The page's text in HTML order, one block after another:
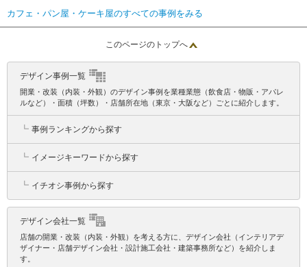
カフェ・パン屋・ケーキ屋のすべての事例をみる
このページのトップへ
デザイン事例一覧
開業・改装（内装・外観）のデザイン事例を業種業態（飲食店・物販・アパレ
ルなど）・面積（坪数）・店舗所在地（東京・大阪など）ごとに紹介します。
┗ 事例ランキングから探す
┗ イメージキーワードから探す
┗ イチオシ事例から探す
デザイン会社一覧
店舗の開業・改装（内装・外観）を考える方に、デザイン会社（インテリアデ
ザイナー・店舗デザイン会社・設計施工会社・建築事務所など）を紹介しま
す。